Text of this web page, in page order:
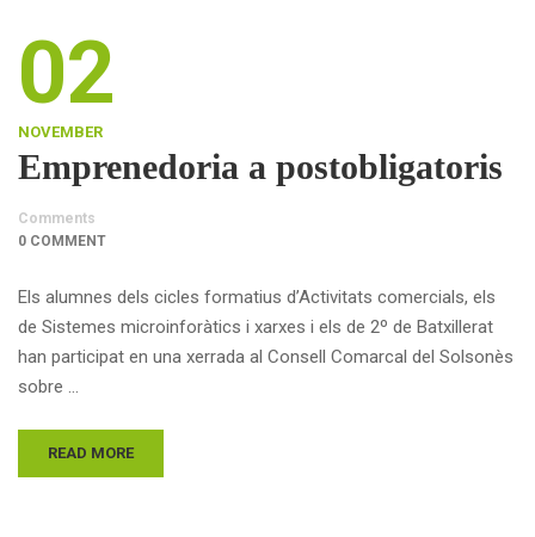
02
NOVEMBER
Emprenedoria a postobligatoris
Comments
0 COMMENT
Els alumnes dels cicles formatius d’Activitats comercials, els
de Sistemes microinforàtics i xarxes i els de 2º de Batxillerat
han participat en una xerrada al Consell Comarcal del Solsonès
sobre …
READ MORE